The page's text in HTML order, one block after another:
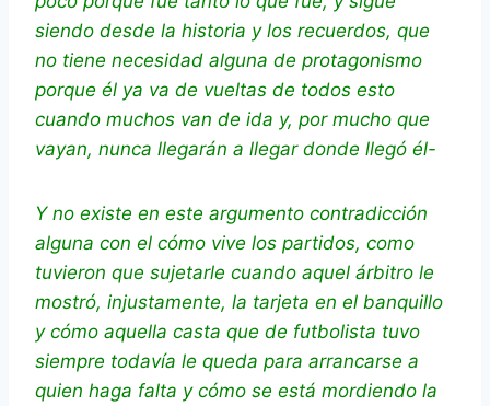
siendo desde la historia y los recuerdos, que
no tiene necesidad alguna de protagonismo
porque él ya va de vueltas de todos esto
cuando muchos van de ida y, por mucho que
vayan, nunca llegarán a llegar donde llegó él-
Y no existe en este argumento contradicción
alguna con el cómo vive los partidos, como
tuvieron que sujetarle cuando aquel árbitro le
mostró, injustamente, la tarjeta en el banquillo
y cómo aquella casta que de futbolista tuvo
siempre todavía le queda para arrancarse a
quien haga falta y cómo se está mordiendo la